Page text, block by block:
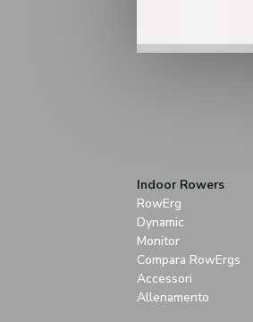
Indoor Rowers
RowErg
Dynamic
Monitor
Compara RowErgs
Accessori
Allenamento